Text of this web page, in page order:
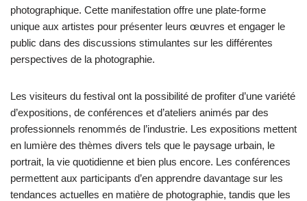
photographique. Cette manifestation offre une plate-forme
unique aux artistes pour présenter leurs œuvres et engager le
public dans des discussions stimulantes sur les différentes
perspectives de la photographie.
Les visiteurs du festival ont la possibilité de profiter d’une variété
d’expositions, de conférences et d’ateliers animés par des
professionnels renommés de l’industrie. Les expositions mettent
en lumière des thèmes divers tels que le paysage urbain, le
portrait, la vie quotidienne et bien plus encore. Les conférences
permettent aux participants d’en apprendre davantage sur les
tendances actuelles en matière de photographie, tandis que les